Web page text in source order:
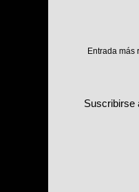
Entrada más
Suscribirse